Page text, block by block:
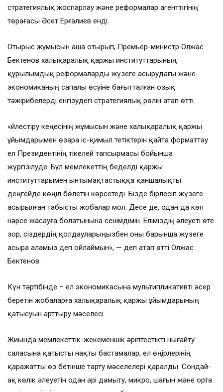
стратегиялық жоспарлау және реформалар агенттігінің
төрағасы Әсет Ерғалиев енді.
Отырыс жұмысын аша отырып, Премьер-министр Олжас
Бектенов халықаралық қаржы институттарының
құрылымдық реформаларды жүзеге асырудағы және
экономиканың сапалы өсуіне бағытталған озық
тәжірибелерді енгізудегі стратегиялық рөлін атап өтті.
«Үйлестіру кеңесінің жұмысын және халықаралық қаржы
ұйымдарымен өзара іс-қимыл тетіктерін қайта форматтау
ел Президентінің тікелей тапсырмасы бойынша
жүргізілуде. Бұл мемлекеттің беделді қаржы
институттарымен ынтымақтастыққа қаншалықты
деңгейде көңіл бөлетін көрсетеді. Бізде бірлесіп жүзеге
асырылған табысты жобалар мол. Десе де, одан да көп
нәрсе жасауға болатынына сенімдімін. Еліміздің әлеуеті өте
зор, сіздердің қолдауларыңызбен оны барынша жүзеге
асыра аламыз деп ойлаймын», — деп атап өтті Олжас
Бектенов.
Күн тәртібінде – ел экономикасына мультипликативті әсер
беретін жобаларға халықаралық қаржы ұйымдарының
қатысуын арттыру мәселесі.
Жиында мемлекеттік-жекеменшік әріптестікті нығайту
саласына қатысты нақты бастамалар, ел өңірлерінің
қаражатты өз бетінше тарту мәселелері қаралды. Сондай-
ақ көлік әлеуетін одан әрі дамыту, микро, шағын және орта